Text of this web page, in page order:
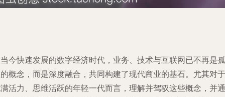
今快速发展的数字经济时代，业务、技术与互联网已不再是孤
概念，而是深度融合，共同构建了现代商业的基石。尤其对于
活力、思维活跃的年轻一代而言，理解并驾驭这些概念，并通